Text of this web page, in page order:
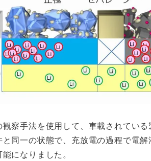
観察手法を使用して、車載されてい
と同一の状態で、充放電の過程で電
になりました。